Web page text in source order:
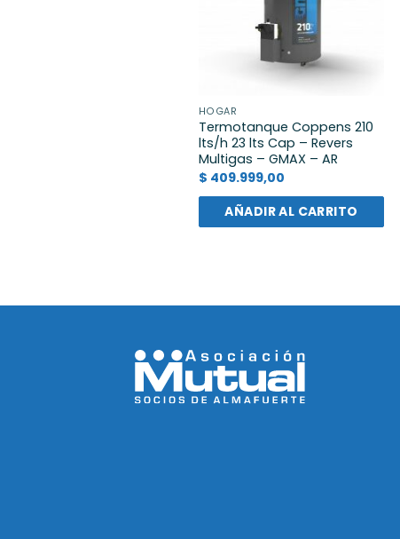
HOGAR
Termotanque Coppens 210
lts/h 23 lts Cap – Revers
Multigas – GMAX – AR
$ 409.999,00
AÑADIR AL CARRITO